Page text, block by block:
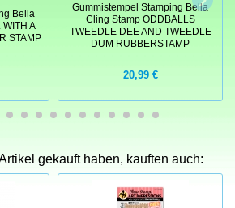
Bella
A
STAMP
Gummistempel Stamping Bella
Cling Stamp ODDBALLS
TWEEDLE DEE AND TWEEDLE
DUM RUBBERSTAMP
20,99 €
gekauft haben, kauften auch: